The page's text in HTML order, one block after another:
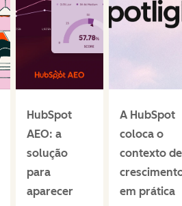
HubSpot
AEO: a
solução
para
aparecer
A HubSpot
coloca o
contexto de
em prática